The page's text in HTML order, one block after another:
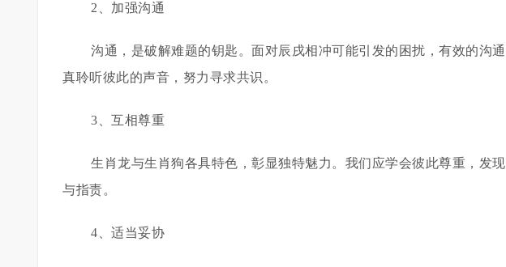
2、加强沟通
沟通，是破解难题的钥匙。面对辰戌相冲可能引发的困扰，有效的沟
真聆听彼此的声音，努力寻求共识。
3、互相尊重
生肖龙与生肖狗各具特色，彰显独特魅力。我们应学会彼此尊重，发
与指责。
4、适当妥协